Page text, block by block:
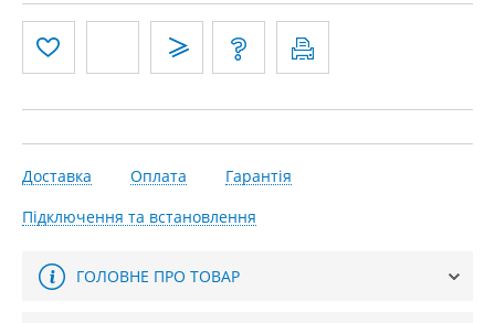
Доставка Оплата
Гарантія
Підключення та встановлення
ГОЛОВНЕ ПРО ТОВАР